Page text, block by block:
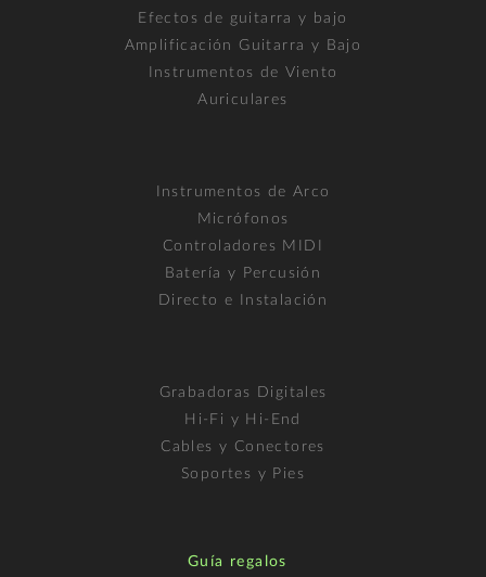
Efectos de guitarra y bajo
Amplificación Guitarra y Bajo
Instrumentos de Viento
Auriculares
Instrumentos de Arco
Micrófonos
Controladores MIDI
Batería y Percusión
Directo e Instalación
Grabadoras Digitales
Hi-Fi y Hi-End
Cables y Conectores
Soportes y Pies
Guía regalos